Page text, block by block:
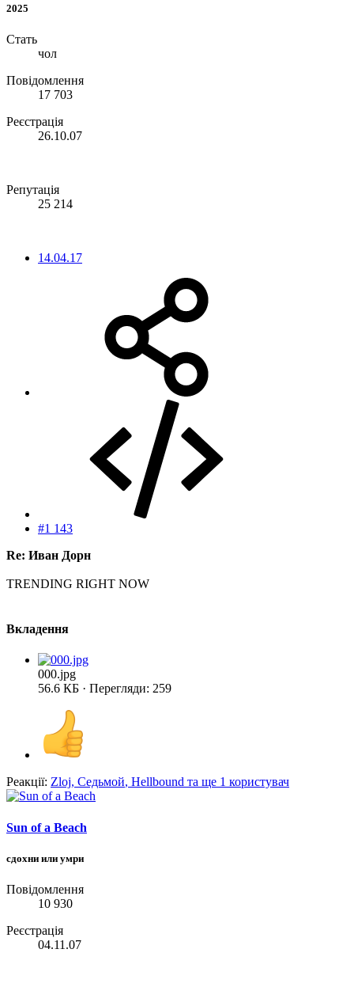
2025
Стать
чол
Повідомлення
17 703
Реєстрація
26.10.07
Репутація
25 214
14.04.17
#1 143
Re: Иван Дорн
TRENDING RIGHT NOW
Вкладення
000.jpg
56.6 КБ · Перегляди: 259
Реакції: Zloj, Седьмой, Hellbound та ще 1 користувач
Sun of a Beach
сдохни или умри
Повідомлення
10 930
Реєстрація
04.11.07